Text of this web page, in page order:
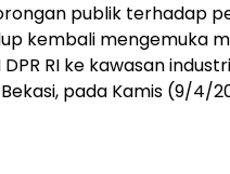
publik terhadap
kembali mengemuka
RI ke kawasan
pada Kamis (9/4/